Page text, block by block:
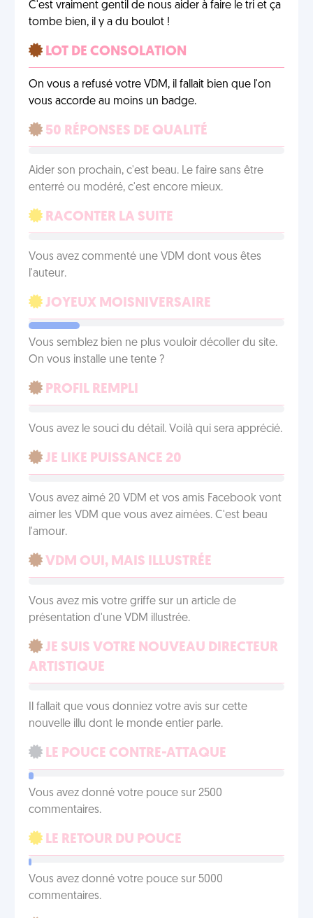
C'est vraiment gentil de nous aider à faire le tri et ça
tombe bien, il y a du boulot !
LOT DE CONSOLATION
On vous a refusé votre VDM, il fallait bien que l'on
vous accorde au moins un badge.
50 RÉPONSES DE QUALITÉ
Aider son prochain, c'est beau. Le faire sans être
enterré ou modéré, c'est encore mieux.
RACONTER LA SUITE
Vous avez commenté une VDM dont vous êtes
l'auteur.
JOYEUX MOISNIVERSAIRE
Vous semblez bien ne plus vouloir décoller du site.
On vous installe une tente ?
PROFIL REMPLI
Vous avez le souci du détail. Voilà qui sera apprécié.
JE LIKE PUISSANCE 20
Vous avez aimé 20 VDM et vos amis Facebook vont
aimer les VDM que vous avez aimées. C'est beau
l'amour.
VDM OUI, MAIS ILLUSTRÉE
Vous avez mis votre griffe sur un article de
présentation d'une VDM illustrée.
JE SUIS VOTRE NOUVEAU DIRECTEUR
ARTISTIQUE
Il fallait que vous donniez votre avis sur cette
nouvelle illu dont le monde entier parle.
LE POUCE CONTRE-ATTAQUE
Vous avez donné votre pouce sur 2500
commentaires.
LE RETOUR DU POUCE
Vous avez donné votre pouce sur 5000
commentaires.